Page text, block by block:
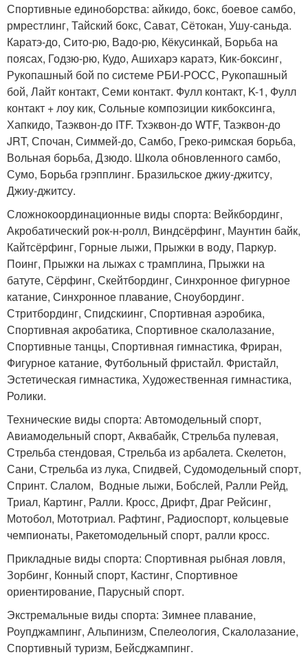
Спортивные единоборства: айкидо, бокс, боевое самбо,
рмрестлинг, Тайский бокс, Сават, Сётокан, Ушу-саньда.
Каратэ-до, Сито-рю, Вадо-рю, Кёкусинкай, Борьба на
поясах, Годзю-рю, Кудо, Ашихарэ каратэ, Кик-боксинг,
Рукопашный бой по системе РБИ-РОСС, Рукопашный
бой, Лайт контакт, Семи контакт. Фулл контакт, K-1, Фулл
контакт + лоу кик, Сольные композиции кикбоксинга,
Хапкидо, Таэквон-до ITF. Тхэквон-до WTF, Таэквон-до
JRT, Спочан, Симмей-до, Самбо, Греко-римская борьба,
Вольная борьба, Дзюдо. Школа обновленного самбо,
Сумо, Борьба грэпплинг. Бразильское джиу-джитсу,
Джиу-джитсу.
Сложнокоординационные виды спорта: Вейкбординг,
Акробатический рок-н-ролл, Виндсёрфинг, Маунтин байк,
Кайтсёрфинг, Горные лыжи, Прыжки в воду, Паркур.
Поинг, Прыжки на лыжах с трамплина, Прыжки на
батуте, Сёрфинг, Скейтбординг, Синхронное фигурное
катание, Синхронное плавание, Сноубординг.
Стритбординг, Спидскиинг, Спортивная аэробика,
Спортивная акробатика, Спортивное скалолазание,
Спортивные танцы, Спортивная гимнастика, Фриран,
Фигурное катание, Футбольный фристайл. Фристайл,
Эстетическая гимнастика, Художественная гимнастика,
Ролики.
Технические виды спорта: Автомодельный спорт,
Авиамодельный спорт, Аквабайк, Стрельба пулевая,
Стрельба стендовая, Стрельба из арбалета. Скелетон,
Сани, Стрельба из лука, Спидвей, Судомодельный спорт,
Спринт. Слалом, Водные лыжи, Бобслей, Ралли Рейд,
Триал, Картинг, Ралли. Кросс, Дрифт, Драг Рейсинг,
Мотобол, Мототриал. Рафтинг, Радиоспорт, кольцевые
чемпионаты, Ракетомодельный спорт, ралли кросс.
Прикладные виды спорта: Спортивная рыбная ловля,
Зорбинг, Конный спорт, Кастинг, Спортивное
ориентирование, Парусный спорт.
Экстремальные виды спорта: Зимнее плавание,
Роупджампинг, Альпинизм, Спелеология, Скалолазание,
Спортивный туризм, Бейсджампинг.